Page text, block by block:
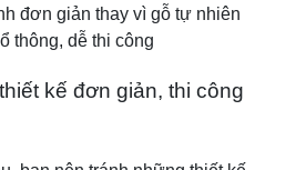
đơn giản thay vì gỗ tự nhiên
thông, dễ thi công
kế đơn giản, thi công